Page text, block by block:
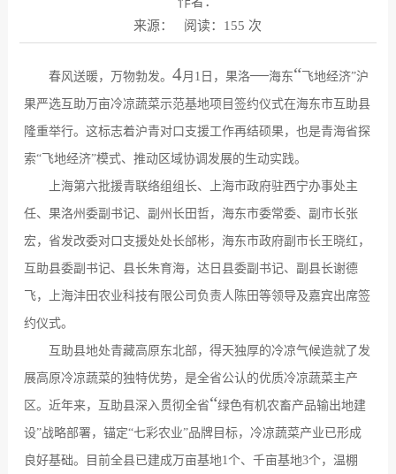
来源： 阅读：
155 次
春风送暖，万物勃发。 4月 1 日，果洛—海东“飞地经济”沪
果严选互助万亩冷凉蔬菜示范基地项目签约仪式在海东市互助县
隆重举行。这标志着沪青对口支援工作再结硕果，也是青海省探
索“飞地经济”模式、推动区域协调发展的生动实践。
上海第六批援青联络组组长、上海市政府驻西宁办事处主
任、果洛州委副书记、副州长田哲，海东市委常委、副市长张
宏，省发改委对口支援处处长邰彬，海东市政府副市长王晓红，
互助县委副书记、县长朱育海，达日县委副书记、副县长谢德
飞，上海沣田农业科技有限公司负责人陈田等领导及嘉宾出席签
约仪式。
互助县地处青藏高原东北部，得天独厚的冷凉气候造就了发
展高原冷凉蔬菜的独特优势，是全省公认的优质冷凉蔬菜主产
区。近年来，互助县深入贯彻全省“绿色有机农畜产品输出地建
设”战略部署，锚定“七彩农业”品牌目标，冷凉蔬菜产业已形成
良好基础。目前全县已建成万亩基地1个、千亩基地3个，温棚